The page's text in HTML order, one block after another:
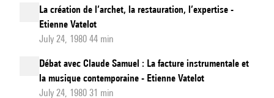
La création de l’archet, la restauration, l’expertise -
Etienne Vatelot
July 24, 1980 44 min
Débat avec Claude Samuel : La facture instrumentale et
la musique contemporaine - Etienne Vatelot
July 24, 1980 31 min